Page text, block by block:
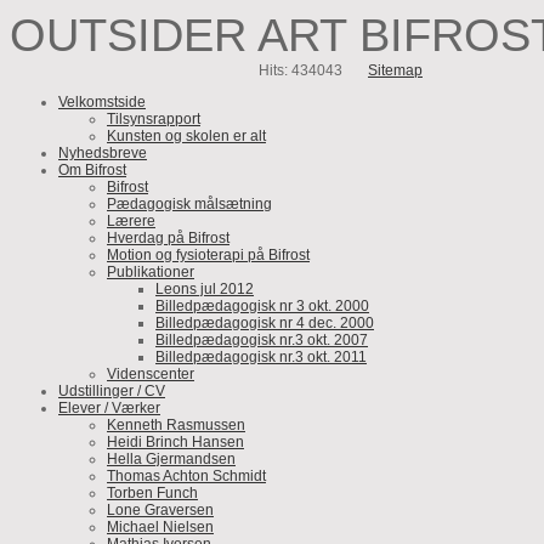
OUTSIDER ART
Hits: 434043
Sitemap
Velkomstside
Tilsynsrapport
Kunsten og skolen er alt
Nyhedsbreve
Om Bifrost
Bifrost
Pædagogisk målsætning
Lærere
Hverdag på Bifrost
Motion og fysioterapi på Bifrost
Publikationer
Leons jul 2012
Billedpædagogisk nr 3 okt. 2000
Billedpædagogisk nr 4 dec. 2000
Billedpædagogisk nr.3 okt. 2007
Billedpædagogisk nr.3 okt. 2011
Videnscenter
Udstillinger / CV
Elever / Værker
Kenneth Rasmussen
Heidi Brinch Hansen
Hella Gjermandsen
Thomas Achton Schmidt
Torben Funch
Lone Graversen
Michael Nielsen